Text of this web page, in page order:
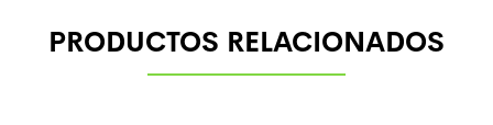
PRODUCTOS RELACIONADOS